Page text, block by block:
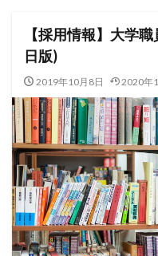
【採用情報】大学
日版)
2019年10月8日 2020年